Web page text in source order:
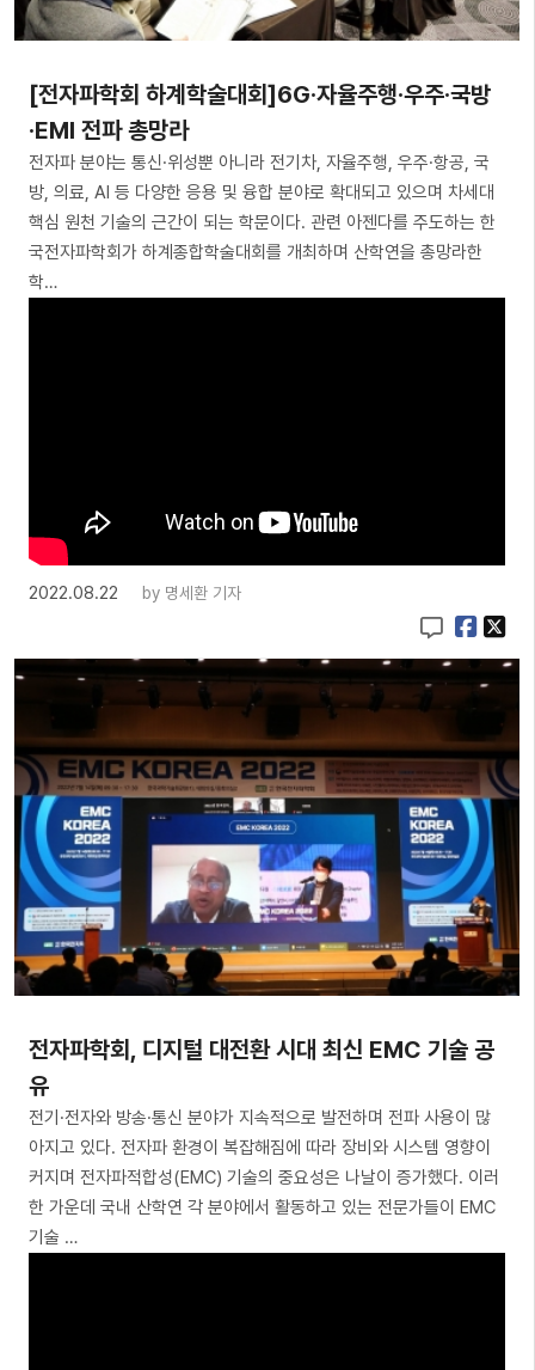
[전자파학회 하계학술대회]6G·자율주행·우주·국방
·EMI 전파 총망라
전자파 분야는 통신·위성뿐 아니라 전기차, 자율주행, 우주·항공, 국
방, 의료, AI 등 다양한 응용 및 융합 분야로 확대되고 있으며 차세대
핵심 원천 기술의 근간이 되는 학문이다. 관련 아젠다를 주도하는 한
국전자파학회가 하계종합학술대회를 개최하며 산학연을 총망라한
학…
2022.08.22 by 명세환 기자
전자파학회, 디지털 대전환 시대 최신 EMC 기술 공
유
전기·전자와 방송·통신 분야가 지속적으로 발전하며 전파 사용이 많
아지고 있다. 전자파 환경이 복잡해짐에 따라 장비와 시스템 영향이
커지며 전자파적합성(EMC) 기술의 중요성은 나날이 증가했다. 이러
한 가운데 국내 산학연 각 분야에서 활동하고 있는 전문가들이 EMC
기술 …